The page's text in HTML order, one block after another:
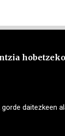
Tel: 943
daitezkeen